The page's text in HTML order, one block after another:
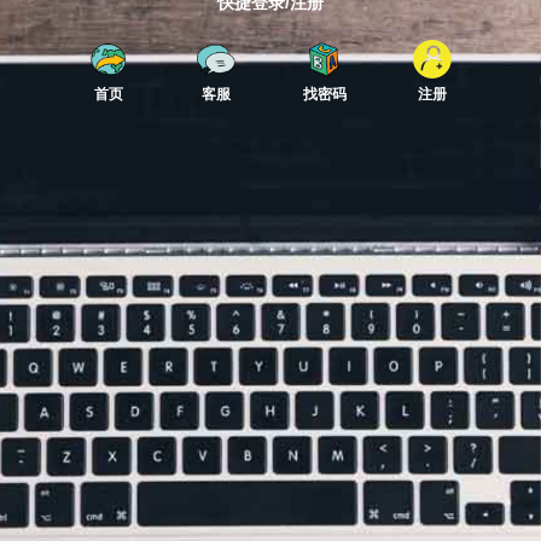
首页 客服 找密码 注册